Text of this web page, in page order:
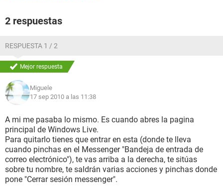
2 respuestas
RESPUESTA 1 / 2
Mejor respuesta
Miguele
17 sep 2010 a las 11:38
A mi me pasaba lo mismo. Es cuando abres la pagina
principal de Windows Live.
Para quitarlo tienes que entrar en esta (donde te lleva
cuando pinchas en el Messenger "Bandeja de entrada de
correo electrónico"), te vas arriba a la derecha, te sitúas
sobre tu nombre, te saldrán varias acciones y pinchas donde
pone "Cerrar sesión messenger".